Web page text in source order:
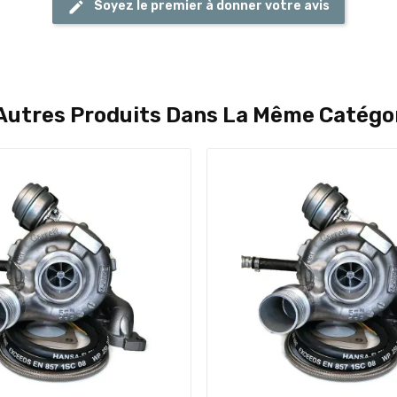
Soyez le premier à donner votre avis
Produits Dans La Même